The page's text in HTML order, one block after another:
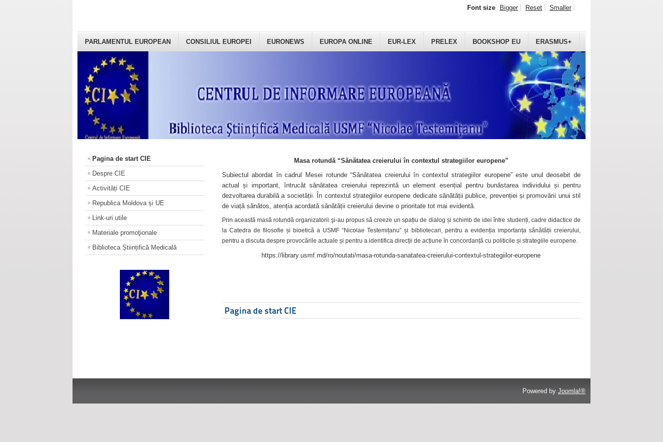
PARLAMENTUL EUROPEAN CONSILIUL EUROPEI EURONEWS EUROPA ONLINE EUR-LEX PRELEX BOOKSHOP EU ERASMUS+
Font size Bigger Reset Smaller
Pagina de start CIE
Despre CIE
Activități CIE
Republica Moldova și UE
Link-uri utile
Materiale promoţionale
Biblioteca Științifică Medicală
Masa rotundă “Sănătatea creierului în contextul strategiilor europene”
Subiectul abordat în cadrul Mesei rotunde “Sănătatea creierului în contextul strategiilor europene” este unul deosebit de
actual și important, întrucât sănătatea creierului reprezintă un element esențial pentru bunăstarea individului și pentru
dezvoltarea durabilă a societății. În contextul strategiilor europene dedicate sănătății publice, prevenției și promovării unui stil
de viață sănătos, atenția acordată sănătății creierului devine o prioritate tot mai evidentă.
Prin această masă rotundă organizatorii şi-au propus să creeze un spațiu de dialog și schimb de idei între studenți, cadre didactice de
la Catedra de filosofie și bioetică a USMF “Nicolae Testemițanu” și bibliotecari, pentru a evidenția importanța sănătății creierului,
pentru a discuta despre provocările actuale și pentru a identifica direcții de acțiune în concordanță cu politicile și strategiile europene.
https://library.usmf.md/ro/noutati/masa-rotunda-sanatatea-creierului-contextul-strategiilor-europene
Pagina de start CIE
Powered by Joomla!®